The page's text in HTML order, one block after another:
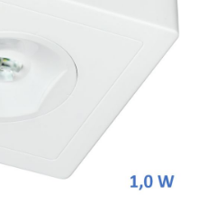
jaar (de gegarandeerde
0,40 kost scheelt dat zo’n €
ook nog eens 60 kg CO2
427